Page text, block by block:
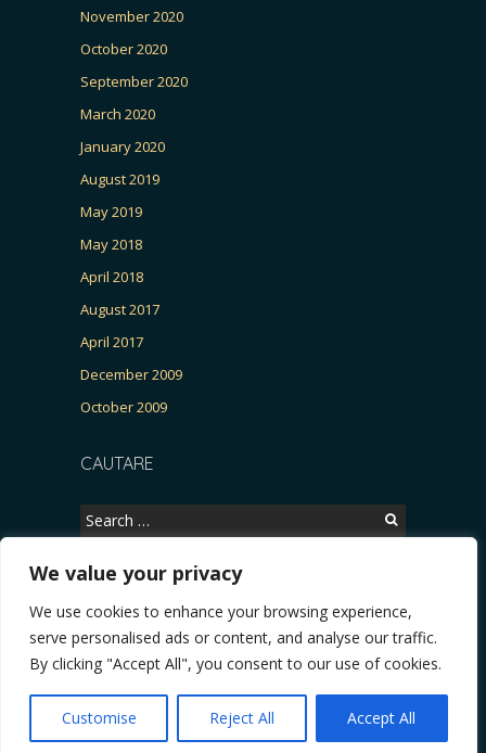
We value your privacy
We use cookies to enhance your browsing experience,
serve personalised ads or content, and analyse our traffic.
By clicking "Accept All", you consent to our use of cookies.
Customise Reject All Accept All
November 2020
October 2020
September 2020
March 2020
January 2020
August 2019
May 2019
May 2018
April 2018
August 2017
April 2017
December 2009
October 2009
CAUTARE
Search
for:
Copyright © 2026, CERTITUDINEA.
Patria, parlamentarele și presa
* VIDEO. Viata lui Eminescu (Necenzurat).
Themes